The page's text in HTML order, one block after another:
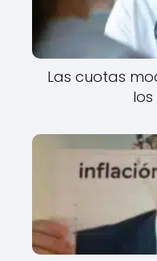
Las cuotas